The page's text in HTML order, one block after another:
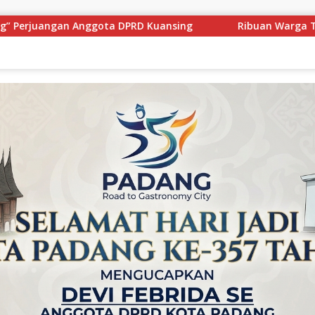
Ribuan Warga Tumpah Ruah! Muklisin Lepas Hilir